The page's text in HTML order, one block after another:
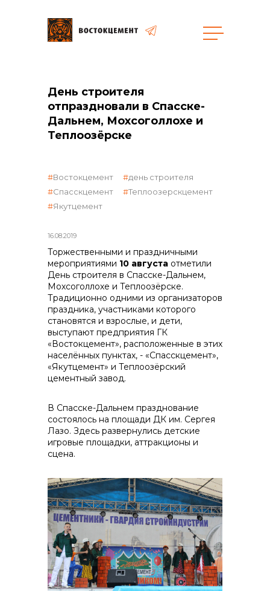
общая информация
реализация неликвидов
контакты отдела закупок
День строителя
отпраздновали в Спасске-
Дальнем, Мохсоголлохе и
Теплоозёрске
16.08.2019
Востокцемент
день строителя
Спасскцемент
Теплоозерскцемент
Якутцемент
Торжественными и праздничными
мероприятиями 10 августа отметили
День строителя в Спасске-Дальнем,
Мохсоголлохе и Теплоозёрске.
Традиционно одними из организаторов
праздника, участниками которого
становятся и взрослые, и дети,
выступают предприятия ГК
«Востокцемент», расположенные в этих
населённых пунктах, - «Спасскцемент»,
«Якутцемент» и Теплоозёрский
цементный завод.
В Спасске-Дальнем празднование
состоялось на площади ДК им. Сергея
Лазо. Здесь развернулись детские
игровые площадки, аттракционы и
сцена.